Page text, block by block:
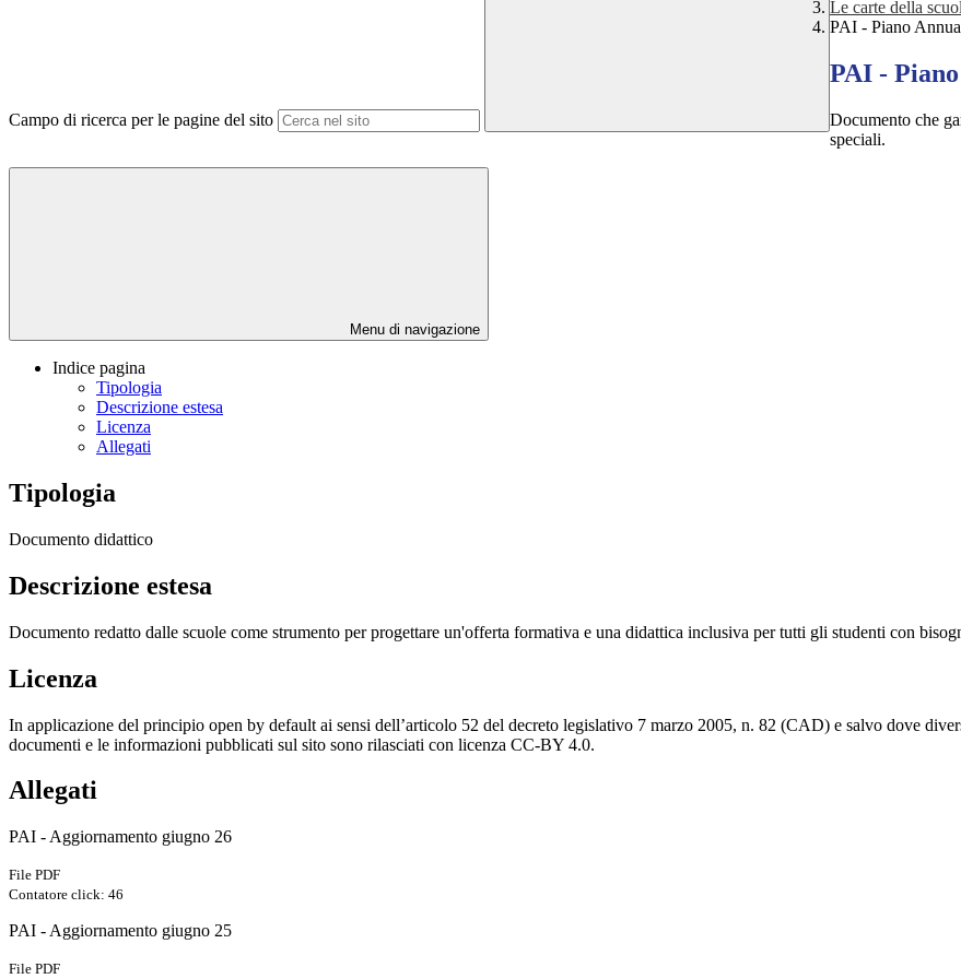
Campo di ricerca per le pagine del sito
Le carte della
PAI - Piano
PAI -
Documento che
speciali.
Menu di navigazione
Indice pagina
Tipologia
Descrizione estesa
Licenza
Allegati
Tipologia
Documento didattico
Descrizione estesa
Documento redatto dalle scuole come strumento per progettare un'offerta formativa e una didattica inclusiva per tutti gli studenti con
Licenza
In applicazione del principio open by default ai sensi dell’articolo 52 del decreto legislativo 7 marzo 2005, n. 82 (CAD) e salvo dove
documenti e le informazioni pubblicati sul sito sono rilasciati con licenza CC-BY 4.0.
Allegati
PAI - Aggiornamento giugno 26
File PDF
Contatore click: 46
PAI - Aggiornamento giugno 25
File PDF